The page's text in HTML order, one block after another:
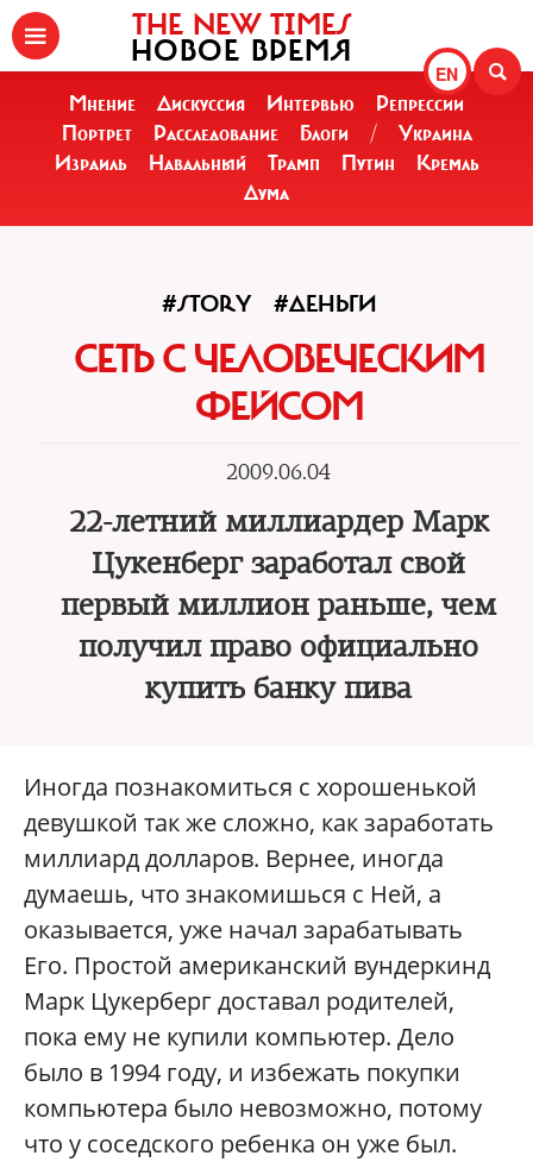
EN
THE NEW TIMES
НОВОЕ ВРЕМЯ
Мнение Дискуссия Интервью
Репрессии
Портрет
Расследование Блоги /
Украина
Израиль
Навальный Трамп Путин
Кремль
Дума
#STORY #ДЕНЬГИ
СЕТЬ С ЧЕЛОВЕЧЕСКИМ
ФЕЙСОМ
2009.06.04
22-летний миллиардер Марк
Цукенберг заработал свой
первый миллион раньше, чем
получил право официально
купить банку пива
Иногда познакомиться с хорошенькой
девушкой так же сложно, как заработать
миллиард долларов. Вернее, иногда
думаешь, что знакомишься с Ней, а
оказывается, уже начал зарабатывать
Его. Простой американский вундеркинд
Марк Цукерберг доставал родителей,
пока ему не купили компьютер. Дело
было в 1994 году, и избежать покупки
компьютера было невозможно, потому
что у соседского ребенка он уже был.